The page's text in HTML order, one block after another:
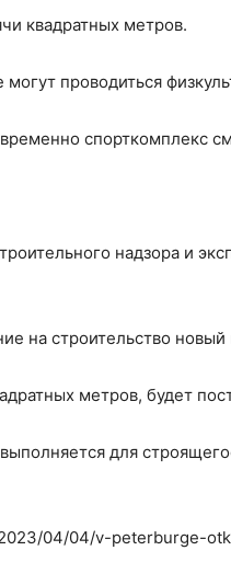
квадратных метров.
проводиться
спорткомплекс
надзора и
на строительство
метров, будет
для
04/04/v-peterburge-